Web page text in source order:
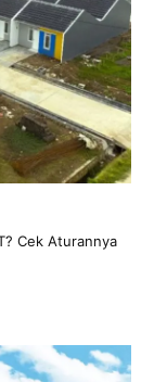
Cek Aturannya